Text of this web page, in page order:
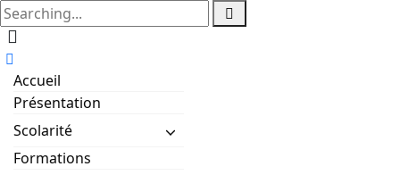
Accueil
Présentation
Scolarité
Formations